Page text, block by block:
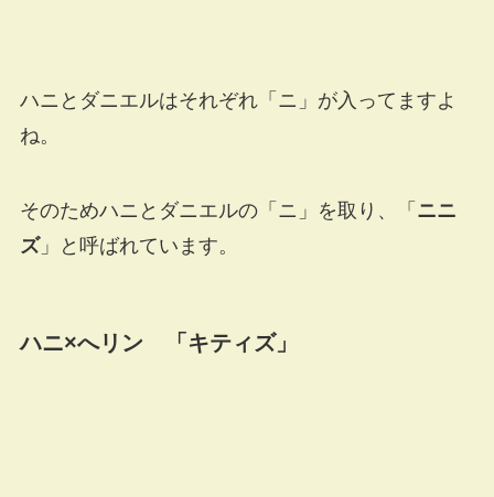
ハニとダニエルはそれぞれ「ニ」が入ってますよ
ね。
そのためハニとダニエルの「ニ」を取り、「 ニニ
ズ」と呼ばれています。
ハニ×へリン 「キティズ」